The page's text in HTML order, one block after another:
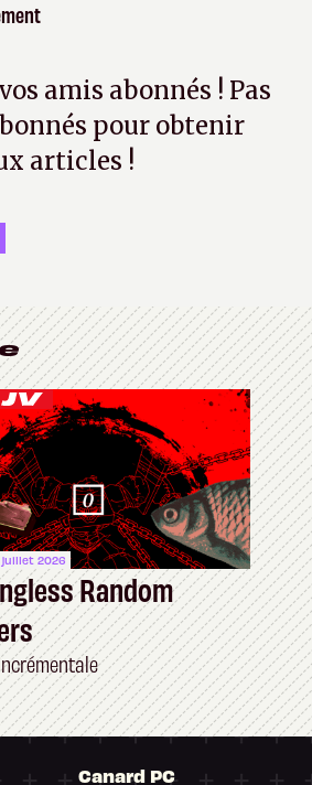
amis abonnés ! Pas
pour obtenir
articles !
juillet 2026
Random
Canard PC